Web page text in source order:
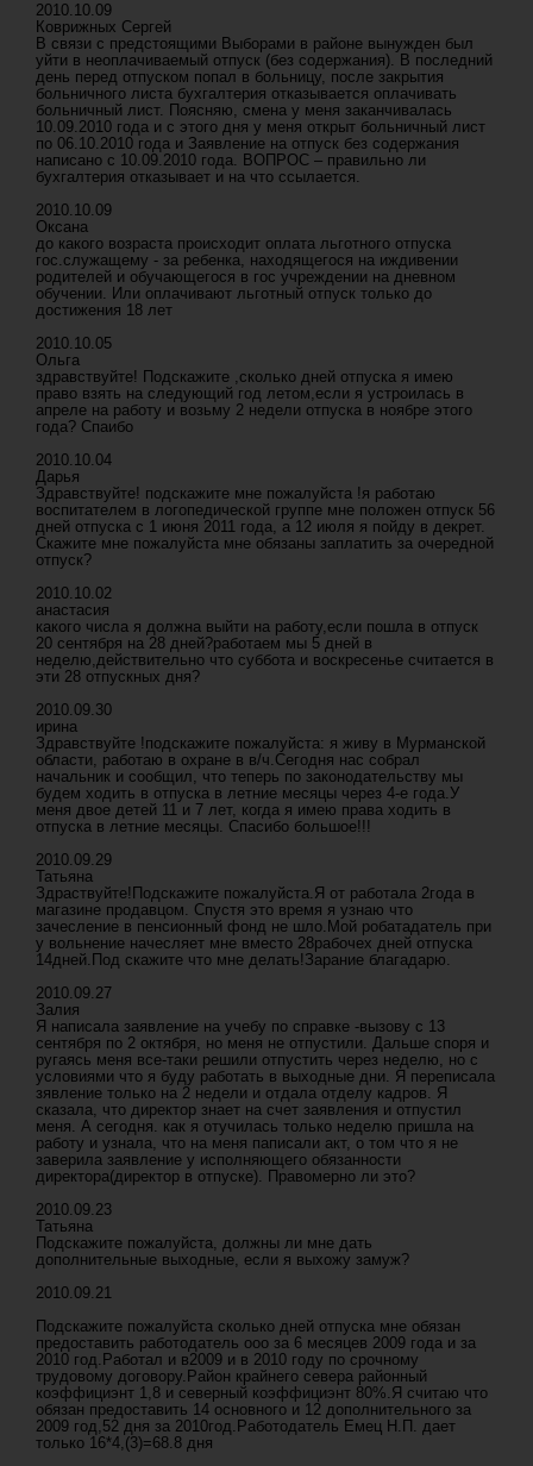
2010.10.09
Коврижных Сергей
В связи с предстоящими Выборами в районе вынужден был
уйти в неоплачиваемый отпуск (без содержания). В последний
день перед отпуском попал в больницу, после закрытия
больничного листа бухгалтерия отказывается оплачивать
больничный лист. Поясняю, смена у меня заканчивалась
10.09.2010 года и с этого дня у меня открыт больничный лист
по 06.10.2010 года и Заявление на отпуск без содержания
написано с 10.09.2010 года. ВОПРОС – правильно ли
бухгалтерия отказывает и на что ссылается.
2010.10.09
Оксана
до какого возраста происходит оплата льготного отпуска
гос.служащему - за ребенка, находящегося на иждивении
родителей и обучающегося в гос учреждении на дневном
обучении. Или оплачивают льготный отпуск только до
достижения 18 лет
2010.10.05
Ольга
здравствуйте! Подскажите ,сколько дней отпуска я имею
право взять на следующий год летом,если я устроилась в
апреле на работу и возьму 2 недели отпуска в ноябре этого
года? Спаибо
2010.10.04
Дарья
Здравствуйте! подскажите мне пожалуйста !я работаю
воспитателем в логопедической группе мне положен отпуск 56
дней отпуска с 1 июня 2011 года, а 12 июля я пойду в декрет.
Скажите мне пожалуйста мне обязаны заплатить за очередной
отпуск?
2010.10.02
анастасия
какого числа я должна выйти на работу,если пошла в отпуск
20 сентября на 28 дней?работаем мы 5 дней в
неделю,действительно что суббота и воскресенье считается в
эти 28 отпускных дня?
2010.09.30
ирина
Здравствуйте !подскажите пожалуйста: я живу в Мурманской
области, работаю в охране в в/ч.Сегодня нас собрал
начальник и сообщил, что теперь по законодательству мы
будем ходить в отпуска в летние месяцы через 4-е года.У
меня двое детей 11 и 7 лет, когда я имею права ходить в
отпуска в летние месяцы. Спасибо большое!!!
2010.09.29
Татьяна
Здраствуйте!Подскажите пожалуйста.Я от работала 2года в
магазине продавцом. Спустя это время я узнаю что
зачесление в пенсионный фонд не шло.Мой робатадатель при
у вольнение начесляет мне вместо 28рабочех дней отпуска
14дней.Под скажите что мне делать!Зарание благадарю.
2010.09.27
Залия
Я написала заявление на учебу по справке -вызову с 13
сентября по 2 октября, но меня не отпустили. Дальше споря и
ругаясь меня все-таки решили отпустить через неделю, но с
условиями что я буду работать в выходные дни. Я переписала
зявление только на 2 недели и отдала отделу кадров. Я
сказала, что директор знает на счет заявления и отпустил
меня. А сегодня. как я отучилась только неделю пришла на
работу и узнала, что на меня паписали акт, о том что я не
заверила заявление у исполняющего обязанности
директора(директор в отпуске). Правомерно ли это?
2010.09.23
Татьяна
Подскажите пожалуйста, должны ли мне дать
дополнительные выходные, если я выхожу замуж?
2010.09.21
Подскажите пожалуйста сколько дней отпуска мне обязан
предоставить работодатель ооо за 6 месяцев 2009 года и за
2010 год.Работал и в2009 и в 2010 году по срочному
трудовому договору.Район крайнего севера районный
коэффициэнт 1,8 и северный коэффициэнт 80%.Я считаю что
обязан предоставить 14 основного и 12 дополнительного за
2009 год,52 дня за 2010год.Работодатель Емец Н.П. дает
только 16*4,(3)=68.8 дня